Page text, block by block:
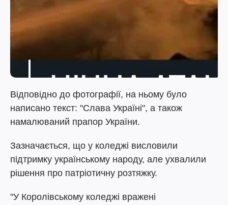
Відповідно до фотографії, на ньому було
написано текст: "Слава Україні", а також
намалюваний прапор України.
Зазначається, що у коледжі висловили
підтримку українському народу, але ухвалили
рішення про патріотичну розтяжку.
"У Королівському коледжі вражені